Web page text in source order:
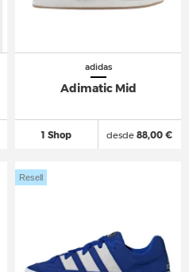
adidas
Adimatic Mid
1 Shop desde 88,00 €
Resell